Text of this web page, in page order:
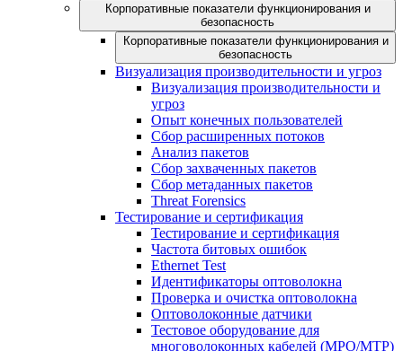
Корпоративные показатели функционирования и
безопасность
Корпоративные показатели функционирования и
безопасность
Визуализация производительности и угроз
Визуализация производительности и
угроз
Опыт конечных пользователей
Сбор расширенных потоков
Анализ пакетов
Сбор захваченных пакетов
Сбор метаданных пакетов
Threat Forensics
Тестирование и сертификация
Тестирование и сертификация
Частота битовых ошибок
Ethernet Test
Идентификаторы оптоволокна
Проверка и очистка оптоволокна
Оптоволоконные датчики
Тестовое оборудование для
многоволоконных кабелей (MPO/MTP)